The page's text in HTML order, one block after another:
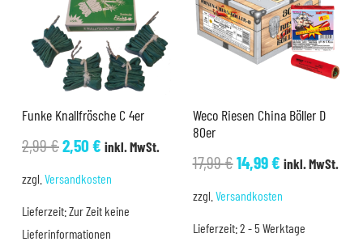
Funke Knallfrösche C 4er
2,99€Ursprünglicher
2,99 €
2,50€Aktueller
2,50 €.
inkl. MwSt.
zzgl. Versandkosten
Lieferzeit:Zur Zeit keine
Lieferinformationen
Weco Riesen China Böller D
80er
17,99€Ursprünglicher
17,99 €
14,99€Aktueller
14,99 €.
inkl. MwSt.
zzgl. Versandkosten
Lieferzeit:2 - 5 Werktage